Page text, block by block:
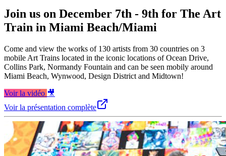
Join us on December 7th - 9th for The Art
Train in Miami Beach/Miami
Come and view the works of 130 artists from 30 countries on 3
mobile Art Trains located in the iconic locations of Ocean Drive,
Collins Park, Normandy Fountain and can be seen mobily around
Miami Beach, Wynwood, Design District and Midtown!
Voir la vidéo 🎥
Voir la présentation complète